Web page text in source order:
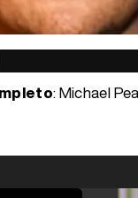
: Michael